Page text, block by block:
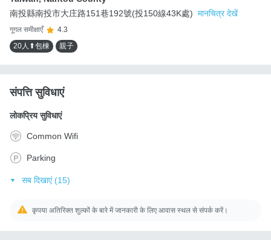
南投縣南投市大庄路151巷192號(投150線43K處) मानचित्र देखें
गूगल समीक्षाएँ
4.3
20人⬆包棟
親子
संपत्ति सुविधाएं
लोकप्रिय सुविधाएं
Common Wifi
Parking
सब दिखाएं (15)
कृपया अतिरिक्त शुल्कों के बारे में जानकारी के लिए आवास स्थल से संपर्क करें।